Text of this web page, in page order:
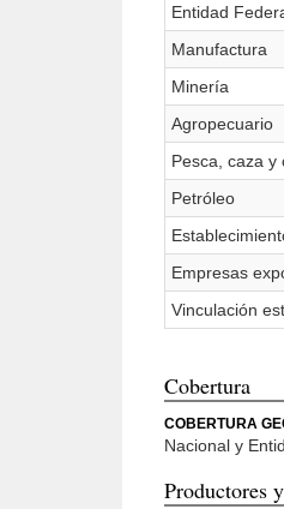
Entidad
Manufactura
Minería
Agropecuario
Pesca, caza y
Petróleo
Empresas
Vinculación
Cobertura
COBERTURA
Nacional y
Productores